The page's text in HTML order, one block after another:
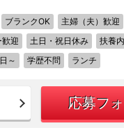
ブランクOK 主婦（夫）歓迎
迎 土日・祝日休み 扶養内
～ 学歴不問 ランチ
応募フ